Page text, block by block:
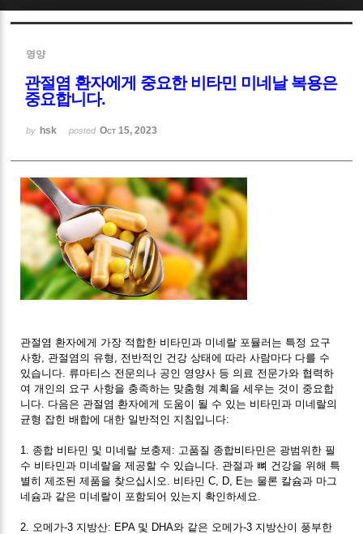
영양
관절염 환자에게 중요한 비타민 미네날 복용은
중요합니다.
by hsk posted Oct 15, 2023
관절염 환자에게 가장 적합한 비타민과 미네랄 포뮬러는 특정 요구
사항, 관절염의 유형, 전반적인 건강 상태에 따라 사람마다 다를 수
있습니다. 류마티스 전문의나 공인 영양사 등 의료 전문가와 협력하
여 개인의 요구 사항을 충족하는 맞춤형 계획을 세우는 것이 중요합
니다. 다음은 관절염 환자에게 도움이 될 수 있는 비타민과 미네랄의
균형 잡힌 배합에 대한 일반적인 지침입니다:
1. 종합 비타민 및 미네랄 보충제: 고품질 종합비타민은 광범위한 필
수 비타민과 미네랄을 제공할 수 있습니다. 관절과 뼈 건강을 위해 특
별히 제조된 제품을 찾으십시오. 비타민 C, D, E는 물론 칼슘과 마그
네슘과 같은 미네랄이 포함되어 있는지 확인하세요.
2. 오메가-3 지방산: EPA 및 DHA와 같은 오메가-3 지방산이 풍부한
Sketchbook5, 스케치북5
Sketchbook5, 스케치북5